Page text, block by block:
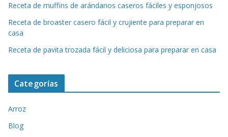
Receta de muffins de arándanos caseros fáciles y esponjosos
Receta de broaster casero fácil y crujiente para preparar en
casa
Receta de pavita trozada fácil y deliciosa para preparar en casa
Categorías
Arroz
Blog